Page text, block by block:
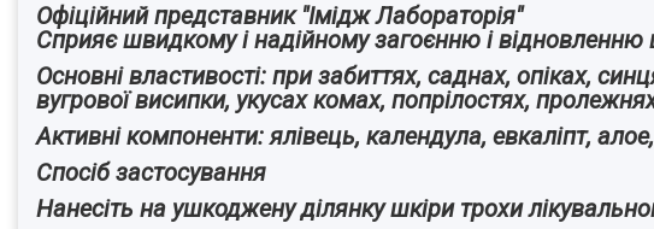
Офіційний представник "Імідж Лабораторія"
Сприяє швидкому і надійному загоєнню і
Основні властивості: при забиттях, саднах, опіках,
вугрової висипки, укусах комах, попрілостях,
Активні компоненти: ялівець, календула, евкаліпт,
Спосіб застосування
Нанесіть на ушкоджену ділянку шкіри трохи